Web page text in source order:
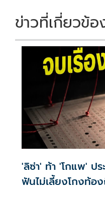
ข่าวที่เกี่ยวข้อ
'ลิซ่า' ท้า 'โกแพ' ป
ฟันไม่เลี้ยงโกงท้อ